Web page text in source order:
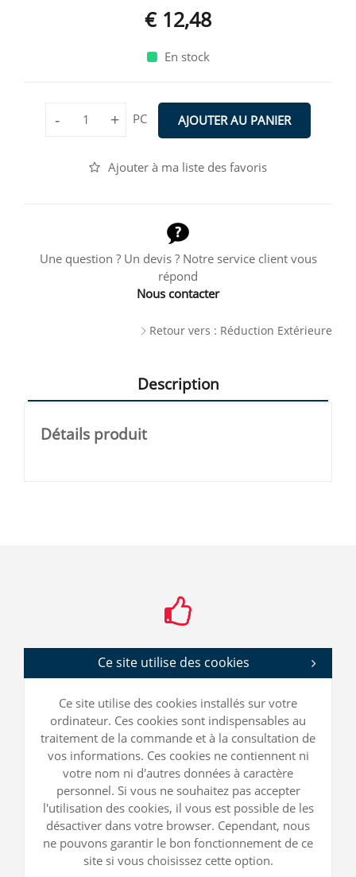
€ 12,48
En stock
- + PC AJOUTER AU PANIER
Ajouter à ma liste des favoris
Une question ? Un devis ? Notre service client vous
répond
Nous contacter
Retour vers : Réduction Extérieure
Description
Détails produit
Ce site utilise des cookies
Ce site utilise des cookies installés sur votre
ordinateur. Ces cookies sont indispensables au
traitement de la commande et à la consultation de
vos informations. Ces cookies ne contiennent ni
votre nom ni d'autres données à caractère
personnel. Si vous ne souhaitez pas accepter
l'utilisation des cookies, il vous est possible de les
désactiver dans votre browser. Cependant, nous
ne pouvons garantir le bon fonctionnement de ce
site si vous choisissez cette option.